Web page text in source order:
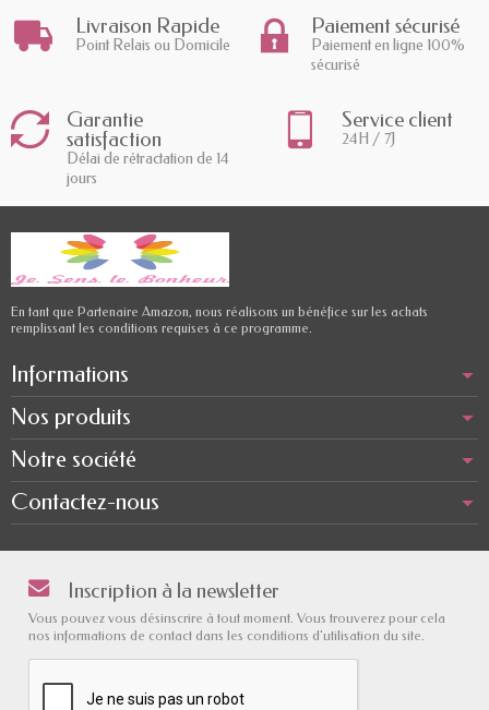
Livraison Rapide
Point Relais ou Domicile
Paiement sécurisé
Paiement en ligne 100%
sécurisé
Garantie
satisfaction
Délai de rétractation de 14
jours
Service client
24H / 7J
En tant que Partenaire Amazon, nous réalisons un bénéfice sur les achats
remplissant les conditions requises à ce programme.
Informations
Nos produits
Notre société
Contactez-nous
Inscription à la newsletter
Vous pouvez vous désinscrire à tout moment. Vous trouverez pour cela
nos informations de contact dans les conditions d'utilisation du site.